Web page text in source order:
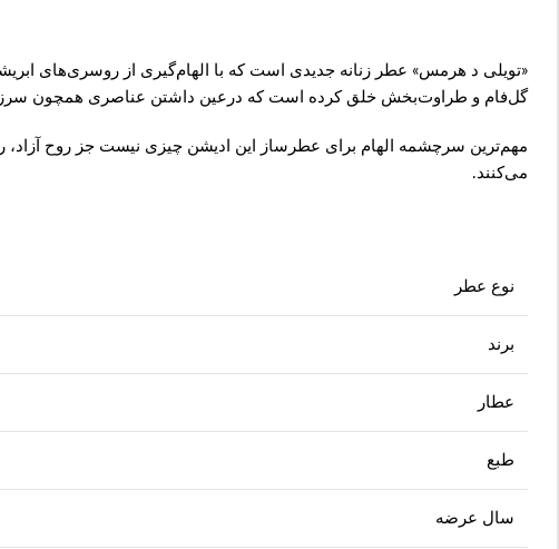
«تویلی د هرمس» عطر زنانه جدیدی است که با الهام‌گیری از روسری‌های
گل‌فام و طراوت‌بخش خلق کرده است که درعین داشتن عناصری همچون
مهم‌ترین سرچشمه الهام برای عطرساز این ادیشن چیزی نیست جز روح آزاد،
می‌کنند.
نوع عطر
برند
عطار
طبع
سال عرضه